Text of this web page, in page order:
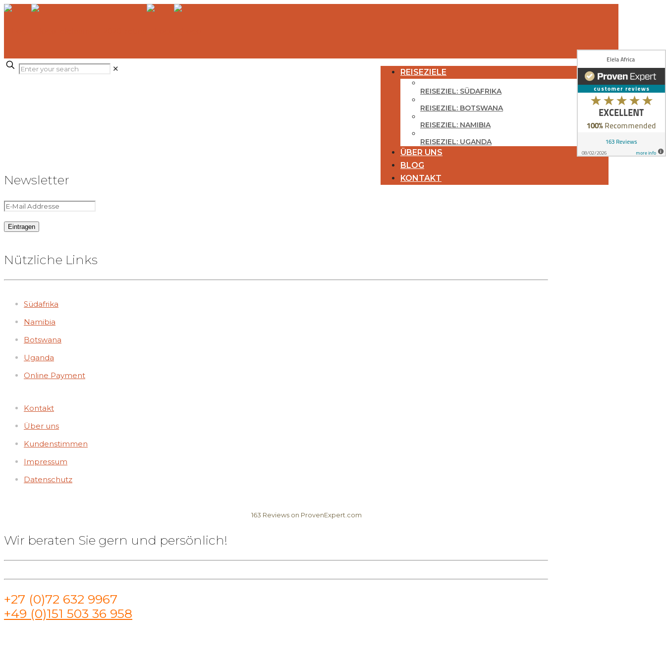
REISEZIELE
REISEZIEL: SÜDAFRIKA
REISEZIEL: BOTSWANA
REISEZIEL: NAMIBIA
REISEZIEL: UGANDA
ÜBER UNS
BLOG
KONTAKT
✕
Newsletter
Nützliche Links
Südafrika
Namibia
Botswana
Uganda
Online Payment
Kontakt
Über uns
Kundenstimmen
Impressum
Datenschutz
163 Reviews on ProvenExpert.com
Wir beraten Sie gern und persönlich!
+27 (0)72 632 9967
+49 (0)151 503 36 958